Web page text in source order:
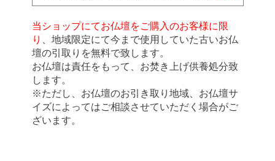
当ショップにてお仏壇をご購入のお客様に限
り 、地域限定にて今まで使用していた古いお仏
壇の引取りを無料で致します。
お仏壇は責任をもって、お焚き上げ供養処分致
します。
※ただし、お仏壇のお引き取り地域、お仏壇サ
イズによってはご相談させていただく場合がご
ざいます。